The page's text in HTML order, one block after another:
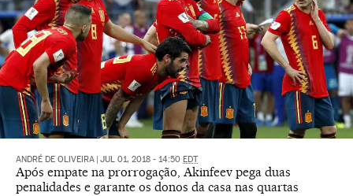
ANDRÉ DE OLIVEIRA JUL 01, 2018 - 14:50 EDT
Após empate na prorrogação, Akinfeev pega duas
penalidades e garante os donos da casa nas quartas